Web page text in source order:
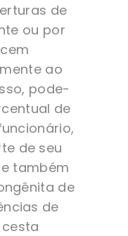
de
ou por
ao
pode-
de
de seu
também
de
de